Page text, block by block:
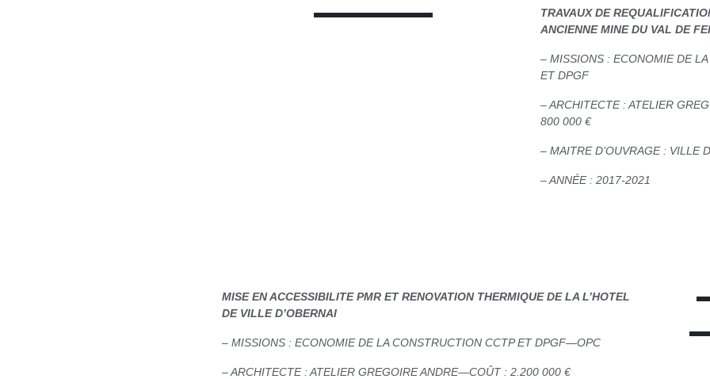
TRAVAUX DE
ANCIENNE MINE DU VAL DE
– MISSIONS : ECONOMIE DE
ET DPGF
– ARCHITECTE : ATELIER
800 000 €
– MAITRE D’OUVRAGE : VILLE
– ANNÉE : 2017-2021
MISE EN ACCESSIBILITE PMR ET RENOVATION THERMIQUE DE LA L’HOTEL
DE VILLE D’OBERNAI
– MISSIONS : ECONOMIE DE LA CONSTRUCTION CCTP ET DPGF—OPC
– ARCHITECTE : ATELIER GREGOIRE ANDRE—COÛT : 2.200 000 €